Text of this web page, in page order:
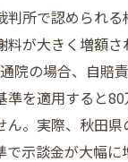
判所で認められる
料が大きく増額さ
院の場合、自賠
準を適用すると
ん。実際、秋田県
で示談金が大幅に